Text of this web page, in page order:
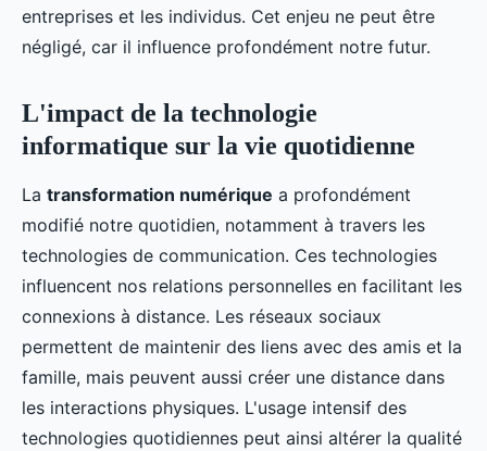
entreprises et les individus. Cet enjeu ne peut être
négligé, car il influence profondément notre futur.
L'impact de la technologie
informatique sur la vie quotidienne
La transformation numérique a profondément
modifié notre quotidien, notamment à travers les
technologies de communication. Ces technologies
influencent nos relations personnelles en facilitant les
connexions à distance. Les réseaux sociaux
permettent de maintenir des liens avec des amis et la
famille, mais peuvent aussi créer une distance dans
les interactions physiques. L'usage intensif des
technologies quotidiennes peut ainsi altérer la qualité